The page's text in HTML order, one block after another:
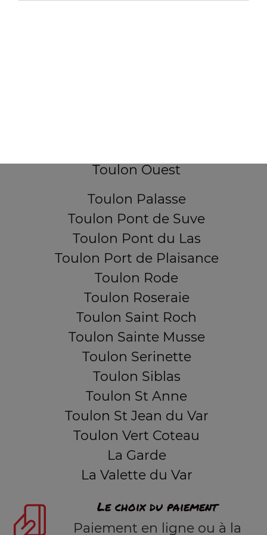
Toulon Ouest
Toulon Palasse
Toulon Pont de Suve
Toulon Pont du Las
Toulon Port de Plaisance
Toulon Rode
Toulon Roseraie
Toulon Saint Roch
Toulon Sainte Musse
Toulon Serinette
Toulon Siblas
Toulon St Anne
Toulon St Jean du Var
Toulon Vert Coteau
La Garde
La Valette du Var
Le choix du paiement
Paiement en ligne ou à la